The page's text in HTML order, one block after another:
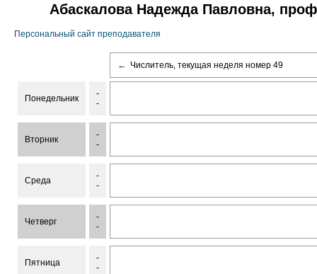
Абаскалова Надежда Павловна,
Персональный сайт преподавателя
← Числитель, текущая неделя номер 49
Понедельник
-
-
Вторник
-
-
Среда
-
-
Четверг
-
-
Пятница
-
-